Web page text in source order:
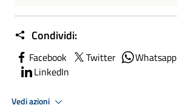
Condividi:
Facebook Twitter Whatsapp
LinkedIn
Vedi azioni